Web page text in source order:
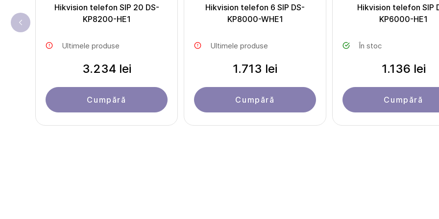
Hikvision telefon SIP 20 DS-
KP8200-HE1
Ultimele produse
3.234 lei
Cumpără
Hikvision telefon 6 SIP DS-
KP8000-WHE1
Ultimele produse
1.713 lei
Cumpără
Hikvision telefon SIP
KP6000-HE1
În stoc
1.136 lei
Cumpără